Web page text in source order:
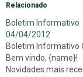
Relacionado
Boletim Informativo
04/04/2012
Boletim Informativo
Bem vindo, {name}!
Novidades mais